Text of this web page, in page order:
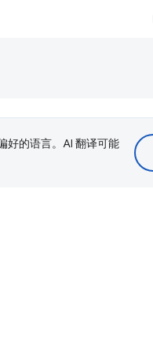
好的语言。AI 翻译可能